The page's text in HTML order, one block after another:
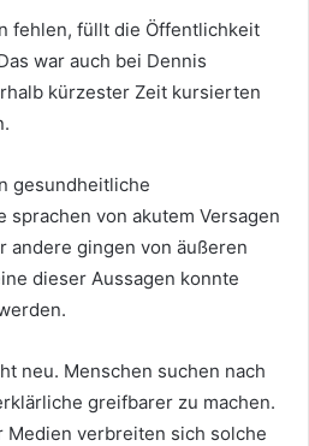
fehlen, füllt die Öffentlichkeit
war auch bei Dennis
kürzester Zeit kursierten
gesundheitliche
sprachen von akutem Versagen
andere gingen von äußeren
dieser Aussagen konnte
neu. Menschen suchen nach
greifbarer zu machen.
Medien verbreiten sich solche